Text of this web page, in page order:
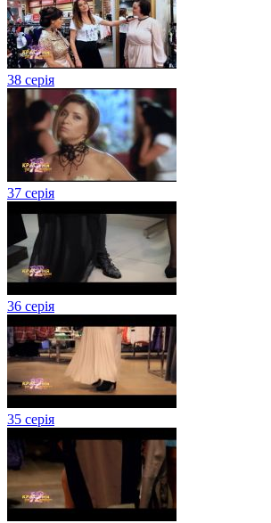
38 серія
37 серія
36 серія
35 серія